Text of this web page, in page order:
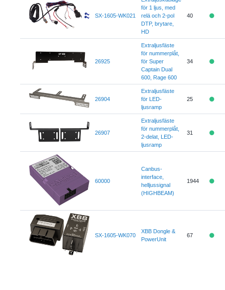
SX-1605-WK021
för 1 ljus, med
relä och 2-pol
DTP, brytare,
HD
40
26925
Extraljusfäste
för nummerplåt,
för Super
Captain Dual
600, Rage 600
34
26904
Extraljusfäste
för LED-
ljusramp
25
26907
Extraljusfäste
för nummerplåt,
2-delat, LED-
ljusramp
31
60000
Canbus-
interface,
helljussignal
(HIGHBEAM)
1944
SX-1605-WK070
XBB Dongle &
PowerUnit
67